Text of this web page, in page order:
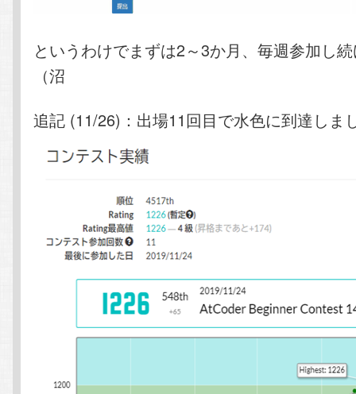
というわけでまずは2～3か月、毎週参加し
（沼
追記 (11/26)：出場11回目で水色に到達しま